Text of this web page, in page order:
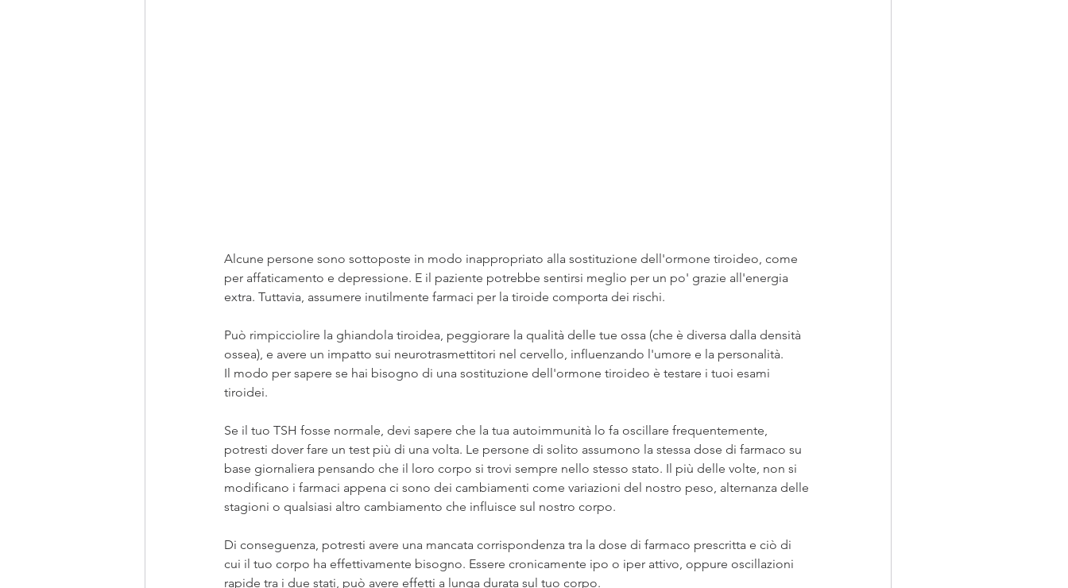
Alcune persone sono sottoposte in modo inappropriato alla sostituzione dell'ormone tiroideo, come
per affaticamento e depressione. E il paziente potrebbe sentirsi meglio per un po' grazie all'energia
extra. Tuttavia, assumere inutilmente farmaci per la tiroide comporta dei rischi.
Può rimpicciolire la ghiandola tiroidea, peggiorare la qualità delle tue ossa (che è diversa dalla densità
ossea), e avere un impatto sui neurotrasmettitori nel cervello, influenzando l'umore e la personalità.
Il modo per sapere se hai bisogno di una sostituzione dell'ormone tiroideo è testare i tuoi esami
tiroidei.
Se il tuo TSH fosse normale, devi sapere che la tua autoimmunità lo fa oscillare frequentemente,
potresti dover fare un test più di una volta. Le persone di solito assumono la stessa dose di farmaco su
base giornaliera pensando che il loro corpo si trovi sempre nello stesso stato. Il più delle volte, non si
modificano i farmaci appena ci sono dei cambiamenti come variazioni del nostro peso, alternanza delle
stagioni o qualsiasi altro cambiamento che influisce sul nostro corpo.
Di conseguenza, potresti avere una mancata corrispondenza tra la dose di farmaco prescritta e ciò di
cui il tuo corpo ha effettivamente bisogno. Essere cronicamente ipo o iper attivo, oppure oscillazioni
rapide tra i due stati, può avere effetti a lunga durata sul tuo corpo.